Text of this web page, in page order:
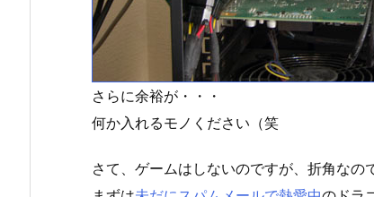
さらに余裕が・・・
何か入れるモノください（笑
さて、ゲームはしないのですが、折角なの